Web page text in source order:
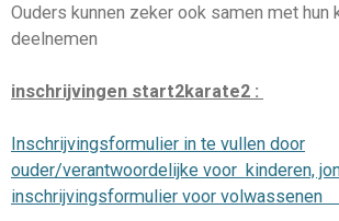
Ouders kunnen zeker ook samen met hun
deelnemen
inschrijvingen start2karate2 :
Inschrijvingsformulier in te vullen door
ouder/verantwoordelijke voor kinderen,
inschrijvingsformulier voor